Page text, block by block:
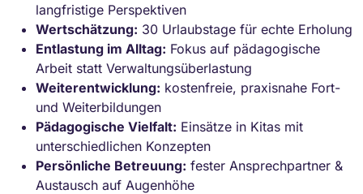
langfristige Perspektiven
Wertschätzung: 30 Urlaubstage für echte Erholung
Entlastung im Alltag: Fokus auf pädagogische
Arbeit statt Verwaltungsüberlastung
Weiterentwicklung: kostenfreie, praxisnahe Fort-
und Weiterbildungen
Pädagogische Vielfalt: Einsätze in Kitas mit
unterschiedlichen Konzepten
Persönliche Betreuung: fester Ansprechpartner &
Austausch auf Augenhöhe